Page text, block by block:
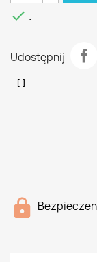
 .
Udostępnij